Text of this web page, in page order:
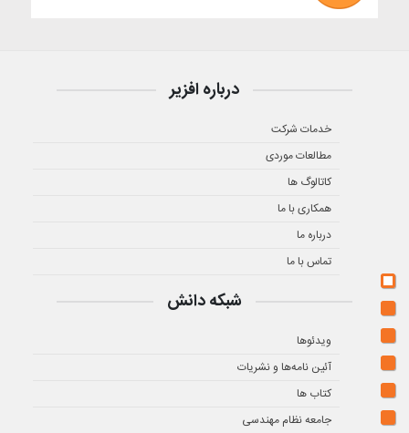
درباره افزیر
خدمات شرکت
مطالعات موردی
کاتالوگ ها
همکاری با ما
درباره ما
تماس با ما
شبکه دانش
ویدئوها
آئین نامه‌ها و نشریات
کتاب ها
جامعه نظام مهندسی